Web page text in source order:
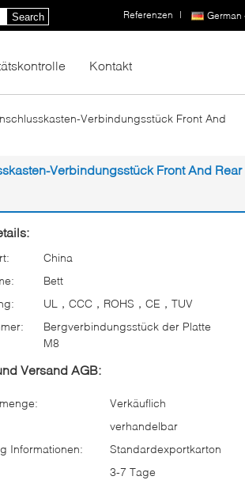
German
Referenzen |
Search
Kontakt
Verbindungsstück Front And
Verbindungsstück Front And Rear
China
Bett
UL，CCC，ROHS，CE，TUV
Bergverbindungsstück der Platte
M8
Versand AGB:
Verkäuflich
verhandelbar
Informationen:
Standardexportkarton
3-7 Tage